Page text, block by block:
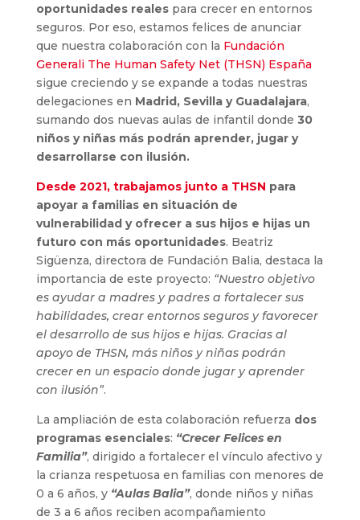
oportunidades realespara crecer en entornos
seguros. Por eso, estamos felices de anunciar
que nuestra colaboración con la Fundación
Generali The Human Safety Net (THSN) España
sigue creciendo y se expande a todas nuestras
delegaciones en Madrid, Sevilla y Guadalajara,
sumando dos nuevas aulas de infantil donde 30
niños y niñas más podrán aprender, jugar y
desarrollarse con ilusión.
Desde 2021, trabajamos junto a THSN para
apoyar a familias en situación de
vulnerabilidad y ofrecer a sus hijos e hijas un
futuro con más oportunidades. Beatriz
Sigüenza, directora de Fundación Balia, destaca la
importancia de este proyecto: “Nuestro objetivo
es ayudar a madres y padres a fortalecer sus
habilidades, crear entornos seguros y favorecer
el desarrollo de sus hijos e hijas. Gracias al
apoyo de THSN, más niños y niñas podrán
crecer en un espacio donde jugar y aprender
con ilusión”.
La ampliación de esta colaboración refuerza dos
programas esenciales: “Crecer Felices en
Familia”, dirigido a fortalecer el vínculo afectivo y
la crianza respetuosa en familias con menores de
0 a 6 años, y “Aulas Balia”, donde niños y niñas
de 3 a 6 años reciben acompañamiento